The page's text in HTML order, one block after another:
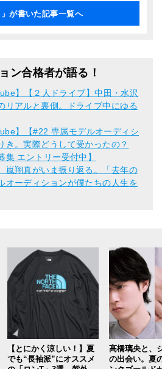
が書いた記事一覧へ
ン合格者が語る！
】【２人ドライブ】中田・水沢
リアルと裏側。ドライブ中にゆる
】【#22 専属モデルオーディシ
き。実際どうして受かったの？
集 エントリー受付中】
嵐翔真がいま振り返る。「去年の
オーディションが僕たちの人生を
【とにかく涼しい！】夏
でも“長袖派”にオススメ
高橋璃央と、
の出会い。夏